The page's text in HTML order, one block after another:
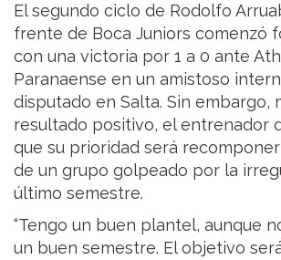
El segundo ciclo de Rodolfo
frente de Boca Juniors comenzó
con una victoria por 1 a 0 ante
Paranaense en un amistoso
disputado en Salta. Sin embargo,
resultado positivo, el entrenador
que su prioridad será
de un grupo golpeado por la
último semestre.
“Tengo un buen plantel, aunque
un buen semestre. El objetivo